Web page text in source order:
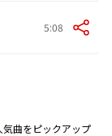
5:08
曲をピックアップ